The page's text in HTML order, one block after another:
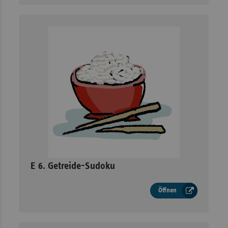
–
E 6. Getreide-Sudoku
Öffnen